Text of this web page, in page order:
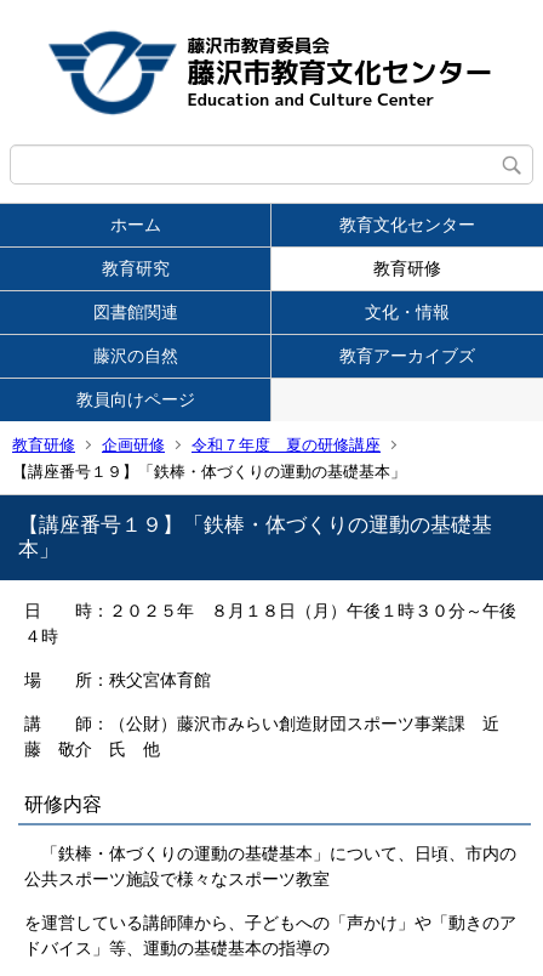
ホーム 教育文化センター
教育研究 教育研修
図書館関連 文化・情報
藤沢の自然 教育アーカイブズ
教員向けページ
教育研修 企画研修
令和７年度 夏の研修講座
【講座番号１９】「鉄棒・体づくりの運動の基礎基本」
【講座番号１９】「鉄棒・体づくりの運動の基礎基
本」
日 時：２０２５年 ８月１８日（月）午後１時３０分～午後
４時
場 所：秩父宮体育館
講 師：
（公財）藤沢市みらい創造財団スポーツ事業課 近
藤 敬介 氏 他
研修内容
「鉄棒・体づくりの運動の基礎基本」について、日頃、市内の
公共スポーツ施設で様々なスポーツ教室
を運営している講師陣から、子どもへの「声かけ」や「動きのア
ドバイス」等、運動の基礎基本の指導の